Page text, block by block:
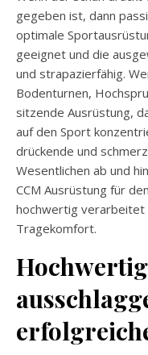
gegeben ist, dann
optimale
geeignet und die
und strapazierfähig.
Bodenturnen,
sitzende Ausrüstung,
auf den Sport
drückende und
Wesentlichen ab und
CCM Ausrüstung für
hochwertig verarbeitet
Tragekomfort.